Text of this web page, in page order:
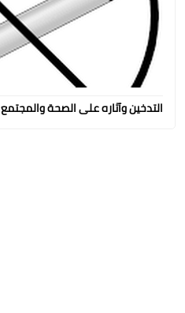
التدخين وآثاره على الصحة والمجتمع